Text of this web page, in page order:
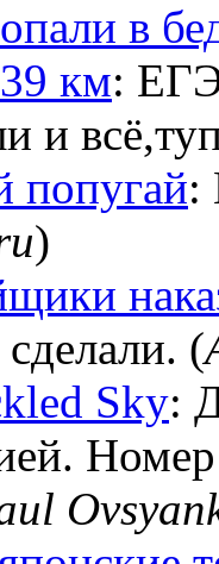
в
км:
и
попугай:
)
(
Sky: